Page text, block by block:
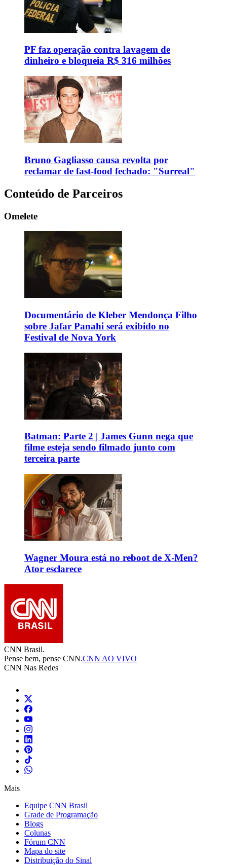
PF faz operação contra lavagem de
dinheiro e bloqueia R$ 316 milhões
Bruno Gagliasso causa revolta por
reclamar de fast-food fechado: "Surreal"
Conteúdo de Parceiros
Omelete
Documentário de Kleber Mendonça Filho
sobre Jafar Panahi será exibido no
Festival de Nova York
Batman: Parte 2 | James Gunn nega que
filme esteja sendo filmado junto com
terceira parte
Wagner Moura está no reboot de X-Men?
Ator esclarece
CNN Brasil.
Pense bem, pense CNN.CNN AO VIVO
CNN Nas Redes
Mais
Equipe CNN Brasil
Grade de Programação
Blogs
Colunas
Fórum CNN
Mapa do site
Distribuição do Sinal